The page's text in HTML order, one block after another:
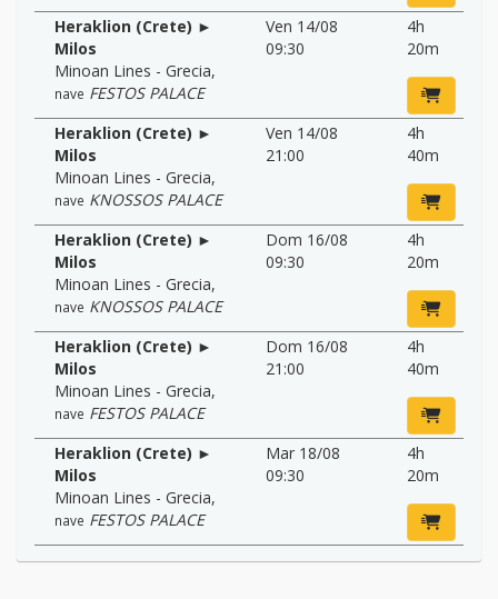
Heraklion (Crete) ►
Milos
Minoan Lines - Grecia,
nave FESTOS PALACE
Ven 14/08
09:30
4h
20m
Heraklion (Crete) ►
Milos
Minoan Lines - Grecia,
nave KNOSSOS PALACE
Ven 14/08
21:00
4h
40m
Heraklion (Crete) ►
Milos
Minoan Lines - Grecia,
nave KNOSSOS PALACE
Dom 16/08
09:30
4h
20m
Heraklion (Crete) ►
Milos
Minoan Lines - Grecia,
nave FESTOS PALACE
Dom 16/08
21:00
4h
40m
Heraklion (Crete) ►
Milos
Minoan Lines - Grecia,
nave FESTOS PALACE
Mar 18/08
09:30
4h
20m